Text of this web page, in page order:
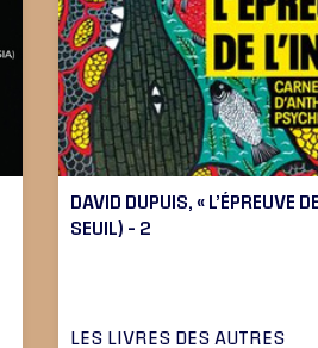
DAVID DUPUIS, « L’ÉPREUVE
SEUIL) – 2
LES LIVRES DES AUTRES